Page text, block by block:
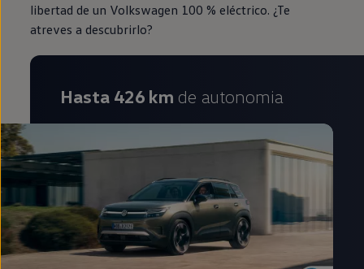
libertad de un Volkswagen 100 % eléctrico. ¿Te
atreves a descubrirlo?
Hasta 426 km de autonomia